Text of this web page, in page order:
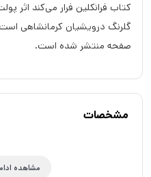
کتاب فرانکلین فرار می‌کند اثر
صفحه منتشر شده است.
مشخصات
مشاهده